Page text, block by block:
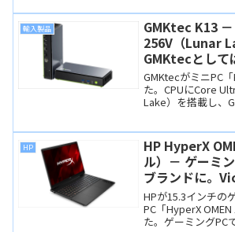
す。SORA 14は
軽量設計。有機EL
ミナム筐体を採用
す。
輸入製品
GMKtec K13
256V（Lunar
GMKtecとして
ニPC
GMKtecがミニPC
た。CPUにCore
Lake）を搭載し、
珍しく薄型の新筐
USB4×2やHDMI
に対応します。
HP
HP HyperX
ル）－ ゲーミ
ブランドに。
15.3インチゲ
HPが15.3インチの
PC「HyperX
た。ゲーミングPC